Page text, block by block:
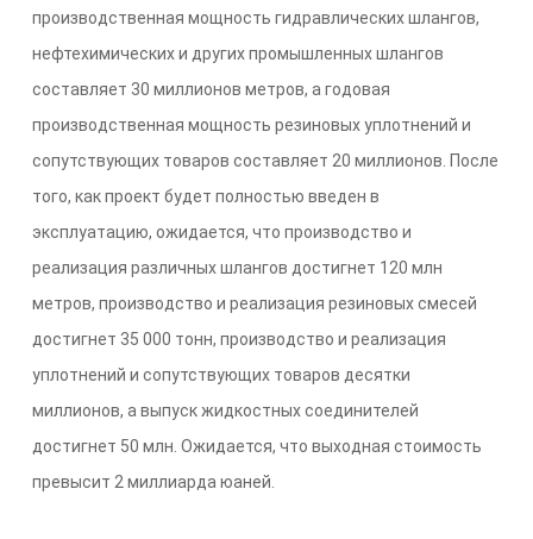
производственная мощность гидравлических шлангов,
нефтехимических и других промышленных шлангов
составляет 30 миллионов метров, а годовая
производственная мощность резиновых уплотнений и
сопутствующих товаров составляет 20 миллионов. После
того, как проект будет полностью введен в
эксплуатацию, ожидается, что производство и
реализация различных шлангов достигнет 120 млн
метров, производство и реализация резиновых смесей
достигнет 35 000 тонн, производство и реализация
уплотнений и сопутствующих товаров десятки
миллионов, а выпуск жидкостных соединителей
достигнет 50 млн. Ожидается, что выходная стоимость
превысит 2 миллиарда юаней.